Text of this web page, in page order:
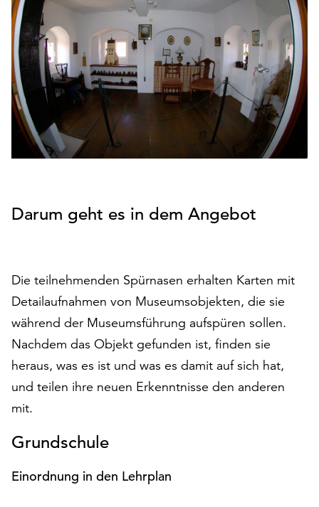
den
Betrieb
der
Seite
notwendig
sind
(funktionale
Cookies),
sowie
solche,
zu
anonymen
werden.
Klicken
Sie
„Alle
akzeptieren“,
um
Cookies
akzeptieren.
können
Darum geht es in dem Angebot
Die teilnehmenden Spürnasen erhalten Karten mit
Detailaufnahmen von Museumsobjekten, die sie
während der Museumsführung aufspüren sollen.
Nachdem das Objekt gefunden ist, finden sie
heraus, was es ist und was es damit auf sich hat,
und teilen ihre neuen Erkenntnisse den anderen
mit.
Grundschule
Einordnung in den Lehrplan